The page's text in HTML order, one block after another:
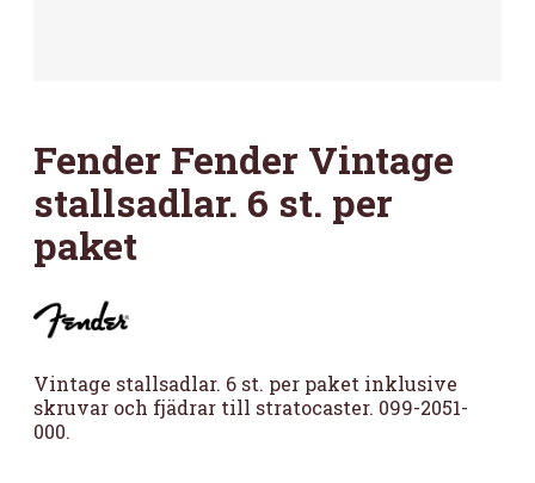
Fender Fender Vintage
stallsadlar. 6 st. per
paket
Vintage stallsadlar. 6 st. per paket inklusive
skruvar och fjädrar till stratocaster. 099-2051-
000.